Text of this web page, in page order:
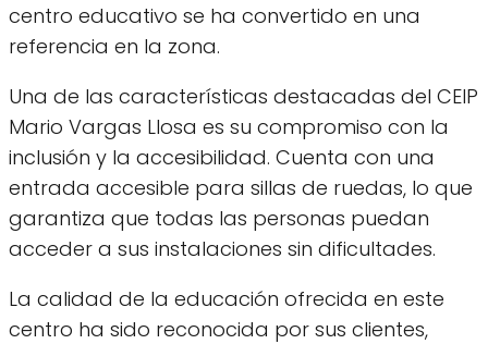
centro educativo se ha convertido en una
referencia en la zona.
Una de las características destacadas del CEIP
Mario Vargas Llosa es su compromiso con la
inclusión y la accesibilidad. Cuenta con una
entrada accesible para sillas de ruedas, lo que
garantiza que todas las personas puedan
acceder a sus instalaciones sin dificultades.
La calidad de la educación ofrecida en este
centro ha sido reconocida por sus clientes,